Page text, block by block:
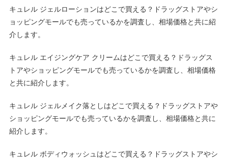
キュレル ジェルローションはどこで買える？ドラッグストアやシ
ョッピングモールでも売っているかを調査し、相場価格と共に紹
介します。
キュレル エイジングケア クリームはどこで買える？ドラッグス
トアやショッピングモールでも売っているかを調査し、相場価格
と共に紹介します。
キュレル ジェルメイク落としはどこで買える？ドラッグストアや
ショッピングモールでも売っているかを調査し、相場価格と共に
紹介します。
キュレル ボディウォッシュはどこで買える？ドラッグストアやシ